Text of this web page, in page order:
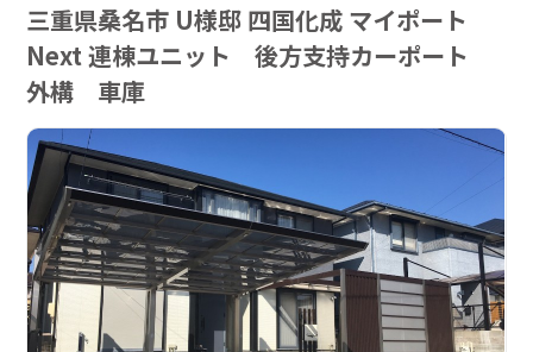
三重県桑名市 U様邸 四国化成 マイポート
Next 連棟ユニット 後方支持カーポート
外構 車庫